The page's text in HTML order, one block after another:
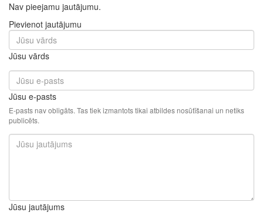
Nav pieejamu jautājumu.
Pievienot jautājumu
Jūsu vārds
Jūsu e-pasts
E-pasts nav obligāts. Tas tiek izmantots tikai atbildes nosūtīšanai un netiks
publicēts.
Jūsu jautājums